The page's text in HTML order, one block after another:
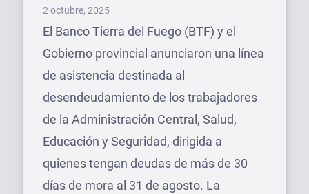
Publicado
el
2 octubre, 2025
El Banco Tierra del Fuego (BTF) y el
Gobierno provincial anunciaron una línea
de asistencia destinada al
desendeudamiento de los trabajadores
de la Administración Central, Salud,
Educación y Seguridad, dirigida a
quienes tengan deudas de más de 30
días de mora al 31 de agosto. La